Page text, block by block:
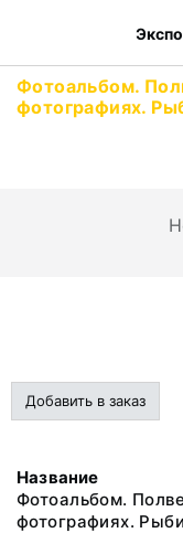
Фотоальбом.
фотографиях.
Добавить в заказ
Название
Фотоальбом.
фотографиях.